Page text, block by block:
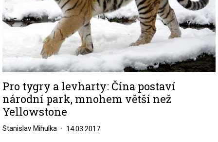
Pro tygry a levharty: Čína postaví
národní park, mnohem větší než
Yellowstone
Stanislav Mihulka 14.03.2017